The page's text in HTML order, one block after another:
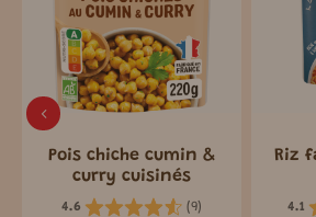
Pois chiche cumin &
curry cuisinés
4.6 (9)
Riz
4.1